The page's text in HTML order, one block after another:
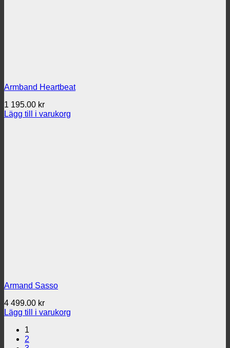
Armband Heartbeat
1 195.00 kr
Lägg till i varukorg
Armand Sasso
4 499.00 kr
Lägg till i varukorg
1
2